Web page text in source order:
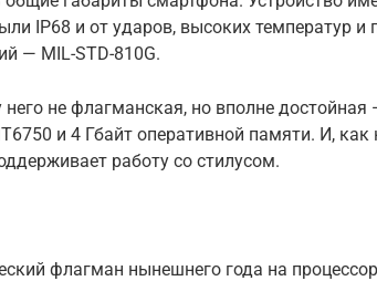
IP68 и от ударов, высоких температур и
— MIL-STD-810G.
него не флагманская, но вполне
и 4 Гбайт оперативной памяти. И,
работу со стилусом.
флагман нынешнего года на